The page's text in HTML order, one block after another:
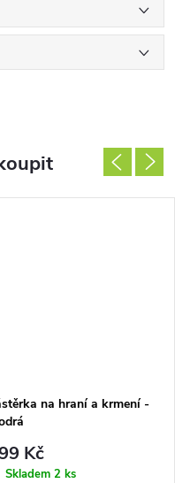
na hraní a krmení -
Kč
Skladem 2 ks